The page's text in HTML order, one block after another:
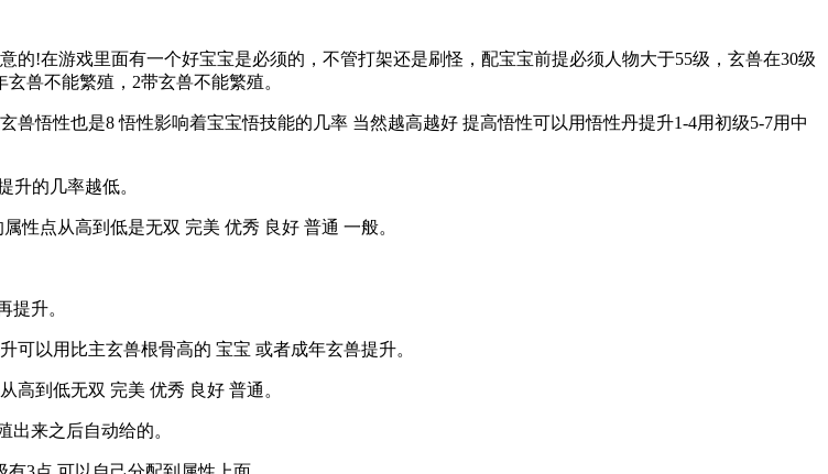
!在游戏里面有一个好宝宝是必须的，不管打架还是刷怪，配宝宝前提必须人物大于55级，玄兽在30级
兽不能繁殖，2带玄兽不能繁殖。
悟性也是8 悟性影响着宝宝悟技能的几率 当然越高越好 提高悟性可以用悟性丹提升1-4用初级5-7用中
的几率越低。
点从高到低是无双 完美 优秀 良好 普通 一般。
升。
以用比主玄兽根骨高的 宝宝 或者成年玄兽提升。
到低无双 完美 优秀 良好 普通。
来之后自动给的。